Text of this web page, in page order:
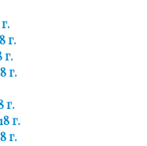
г.
г.
г.
г.
г.
г.